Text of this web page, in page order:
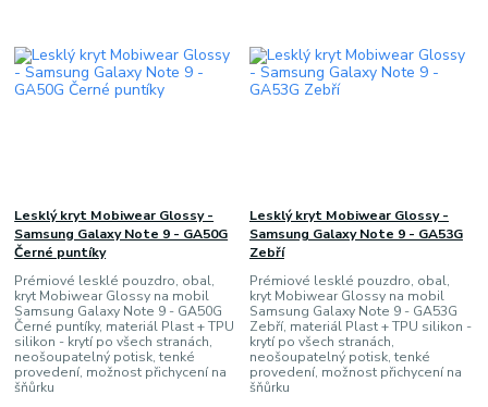
Lesklý kryt Mobiwear Glossy -
Samsung Galaxy Note 9 - GA50G
Černé puntíky
Prémiové lesklé pouzdro, obal,
kryt Mobiwear Glossy na mobil
Samsung Galaxy Note 9 - GA50G
Černé puntíky, materiál Plast + TPU
silikon - krytí po všech stranách,
neošoupatelný potisk, tenké
provedení, možnost přichycení na
šňůrku
Lesklý kryt Mobiwear Glossy -
Samsung Galaxy Note 9 - GA53G
Zebří
Prémiové lesklé pouzdro, obal,
kryt Mobiwear Glossy na mobil
Samsung Galaxy Note 9 - GA53G
Zebří, materiál Plast + TPU silikon -
krytí po všech stranách,
neošoupatelný potisk, tenké
provedení, možnost přichycení na
šňůrku